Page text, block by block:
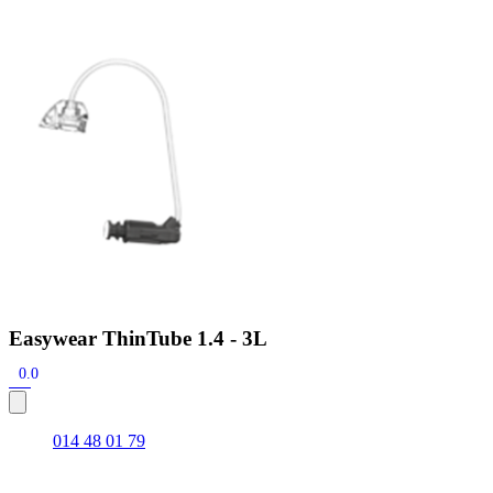
Snel zoeken
Hoorapparaatbatterijen
Oticon Intent
Signia Silk
Oticon Intent 1 - Oplaadbaar
Easywear ThinTube 1.4 - 3L
0.0
014 48 01 79